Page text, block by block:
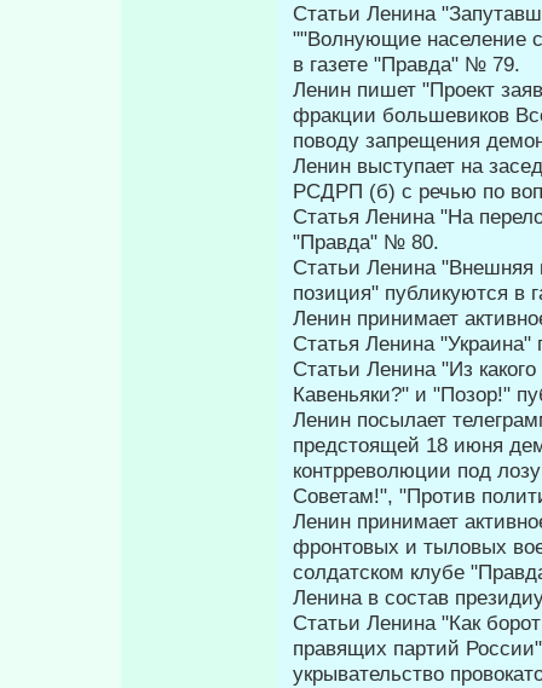
Статьи Ленина
""Волнующие население
в газете "Правда" № 79.
Ленин пишет "Проект
фракции большевиков
поводу запрещения
Ленин выступает на
РСДРП (б) с речью по
Статья Ленина "На
"Правда" № 80.
Статьи Ленина "Внешняя
позиция" публикуются в
Ленин принимает
Статья Ленина "Украина"
Статьи Ленина "Из
Кавеньяки?" и "Позор!"
Ленин посылает
предстоящей 18 июня
контрреволюции под
Советам!", "Против
Ленин принимает
фронтовых и ты­ловых
солдатском клубе
Ленина в состав
Статьи Ленина "Как
правящих партий
укрывательство